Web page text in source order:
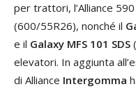
per trattori, l’Alliance
(600/55R26), nonché il
e il Galaxy MFS 101 SDS
elevatori. In aggiunta
di Alliance Intergomma